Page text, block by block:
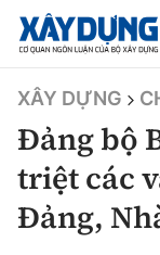
TIN BỘ XÂY DỰNG
CHUYÊN MỤC
XÂY DỰNG
Đảng bộ
triệt các
Đảng,